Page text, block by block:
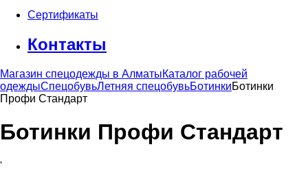
Сертификаты
Контакты
Магазин спецодежды в АлматыКаталог рабочей
одеждыСпецобувьЛетняя спецобувьБотинкиБотинки
Профи Стандарт
Ботинки Профи Стандарт
'